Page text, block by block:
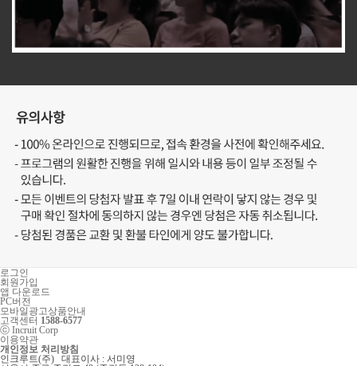
로그인
회원가입
앱 다운로드
PC버전
모바일광고상품안내
고객센터 1588-6577
ⓒ Incruit Corp
이용약관
개인정보 처리방침
인크루트(주) 대표이사 : 서미영